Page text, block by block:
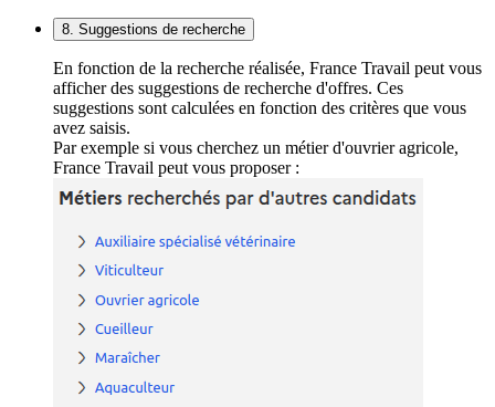
8. Suggestions de recherche
En fonction de la recherche réalisée, France Travail peut vous
afficher des suggestions de recherche d'offres. Ces
suggestions sont calculées en fonction des critères que vous
avez saisis.
Par exemple si vous cherchez un métier d'ouvrier agricole,
France Travail peut vous proposer :